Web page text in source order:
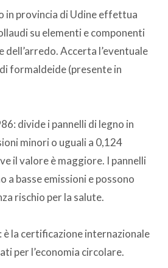
in provincia di Udine effettua
su elementi e componenti
Accerta l’eventuale
formaldeide (presente in
divide i pannelli di legno in
minori o uguali a 0,124
il valore è maggiore. I pannelli
a basse emissioni e possono
rischio per la salute.
: è la certificazione internazionale
per l’economia circolare.